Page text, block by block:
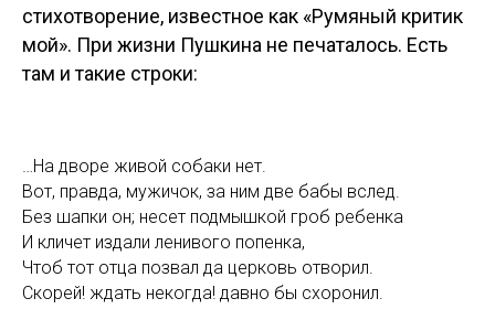
стихотворение, известное как «Румяный критик
мой». При жизни Пушкина не печаталось. Есть
там и такие строки:
…На дворе живой собаки нет.
Вот, правда, мужичок, за ним две бабы вслед.
Без шапки он; несет подмышкой гроб ребенка
И кличет издали ленивого попенка,
Чтоб тот отца позвал да церковь отворил.
Скорей! ждать некогда! давно бы схоронил.